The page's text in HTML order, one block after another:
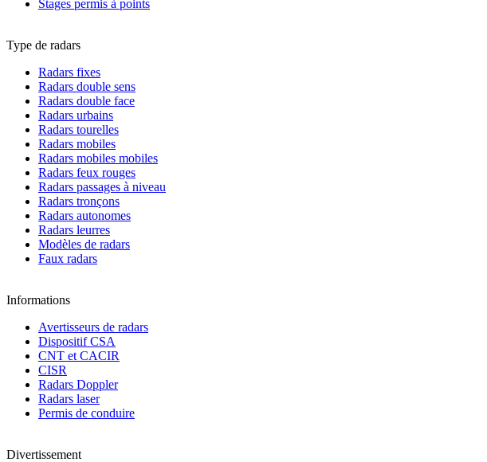
Stages permis à points
Type de radars
Radars fixes
Radars double sens
Radars double face
Radars urbains
Radars tourelles
Radars mobiles
Radars mobiles mobiles
Radars feux rouges
Radars passages à niveau
Radars tronçons
Radars autonomes
Radars leurres
Modèles de radars
Faux radars
Informations
Avertisseurs de radars
Dispositif CSA
CNT et CACIR
CISR
Radars Doppler
Radars laser
Permis de conduire
Divertissement